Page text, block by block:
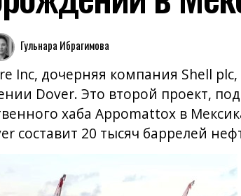
Гульнара Ибрагимова
Inc, дочерняя компания Shell
Dover. Это второй проект,
хаба Appomattox в
составит 20 тысяч баррелей